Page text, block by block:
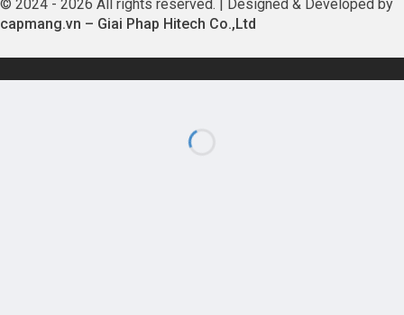
© 2024 - 2026 All rights reserved. | Designed & Developed by
capmang.vn – Giai Phap Hitech Co.,Ltd